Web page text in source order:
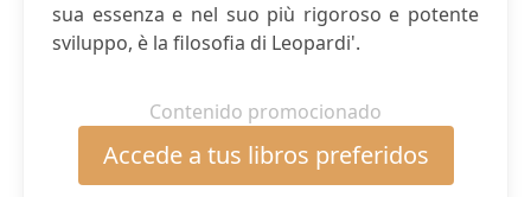
sua essenza e nel suo più rigoroso e potente
sviluppo, è la filosofia di Leopardi'.
Contenido promocionado
Accede a tus libros preferidos